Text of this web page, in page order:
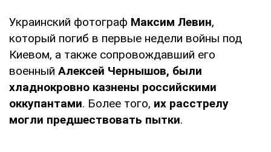
Украинский фотограф Максим Левин,
который погиб в первые недели войны под
Киевом, а также сопровождавший его
военный Алексей Чернышов, были
хладнокровно казнены российскими
оккупантами. Более того, их расстрелу
могли предшествовать пытки.